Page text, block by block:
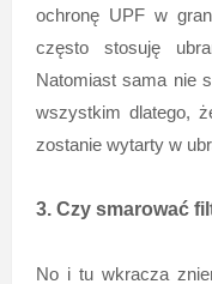
ochronę UPF w
często stosuję
Natomiast sama nie
wszystkim dlatego,
zostanie wytarty w
3. Czy smarować
No i tu wkracza